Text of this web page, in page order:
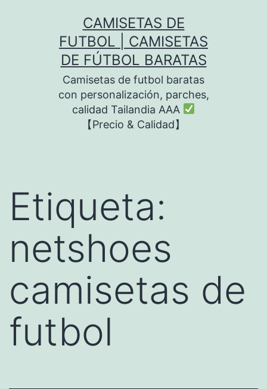
CAMISETAS DE
FUTBOL | CAMISETAS
DE FÚTBOL BARATAS
Camisetas de futbol baratas
con personalización, parches,
calidad Tailandia AAA
【Precio & Calidad】
Etiqueta:
netshoes
camisetas de
futbol